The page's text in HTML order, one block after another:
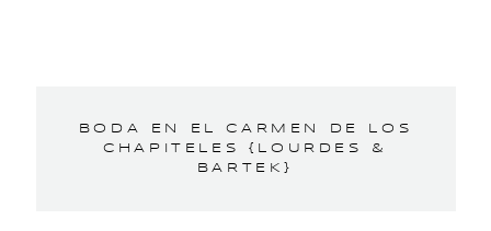
BODA EN EL CARMEN DE LOS
CHAPITELES {LOURDES &
BARTEK}